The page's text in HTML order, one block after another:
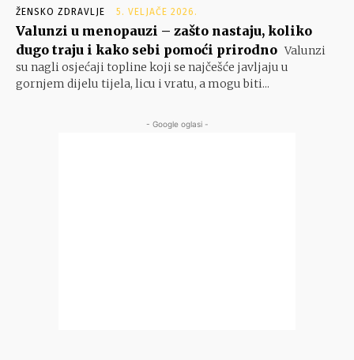
ŽENSKO ZDRAVLJE 5. VELJAČE 2026.
Valunzi u menopauzi – zašto nastaju, koliko
dugo traju i kako sebi pomoći prirodno Valunzi
su nagli osjećaji topline koji se najčešće javljaju u
gornjem dijelu tijela, licu i vratu, a mogu biti...
- Google oglasi -